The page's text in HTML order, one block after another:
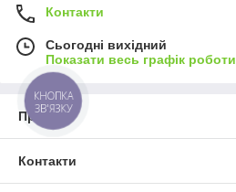
Контакти
Сьогодні вихідний
Показати весь графік роботи
Про нас
Контакти
КНОПКА
ЗВ'ЯЗКУ